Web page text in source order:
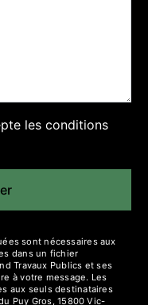
les conditions
sont nécessaires aux
dans un fichier
Travaux Publics et ses
à votre message. Les
aux seuls destinataires
Puy Gros, 15800 Vic-